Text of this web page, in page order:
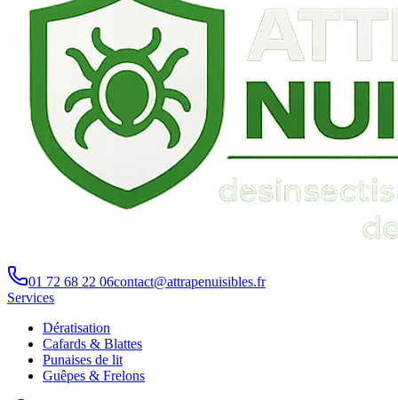
01 72 68 22 06contact@attrapenuisibles.fr
Services
Dératisation
Cafards & Blattes
Punaises de lit
Guêpes & Frelons